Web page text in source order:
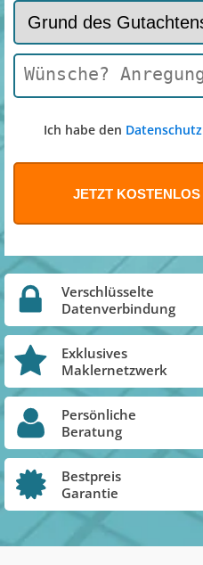
Ich habe den Datenschutz
Verschlüsselte
Datenverbindung
Exklusives
Maklernetzwerk
Persönliche
Beratung
Bestpreis
Garantie